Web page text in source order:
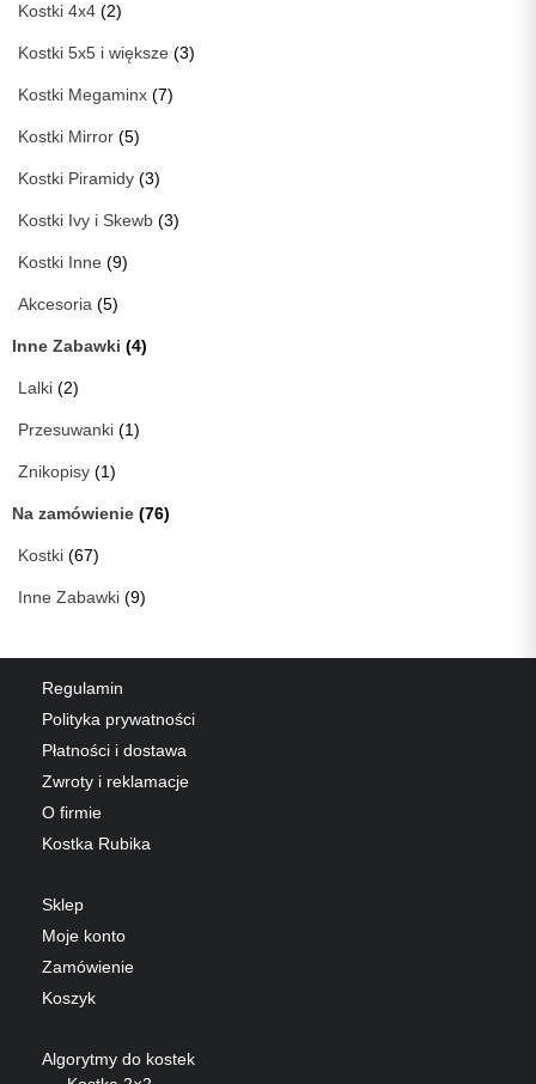
Kostki 4x4 (2)
Kostki 5x5 i większe (3)
Kostki Megaminx (7)
Kostki Mirror (5)
Kostki Piramidy (3)
Kostki Ivy i Skewb (3)
Kostki Inne (9)
Akcesoria (5)
Inne Zabawki (4)
Lalki (2)
Przesuwanki (1)
Znikopisy (1)
Na zamówienie (76)
Kostki (67)
Inne Zabawki (9)
Regulamin
Polityka prywatności
Płatności i dostawa
Zwroty i reklamacje
O firmie
Kostka Rubika
Sklep
Moje konto
Zamówienie
Koszyk
Algorytmy do kostek